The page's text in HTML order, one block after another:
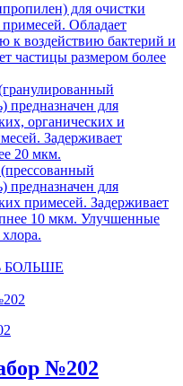
для очистки
Обладает
к воздействию бактерий и
частицы размером более
предназначен для
органических и
Задерживает
20 мкм.
предназначен для
примесей. Задерживает
10 мкм. Улучшенные
БОЛЬШЕ
№202